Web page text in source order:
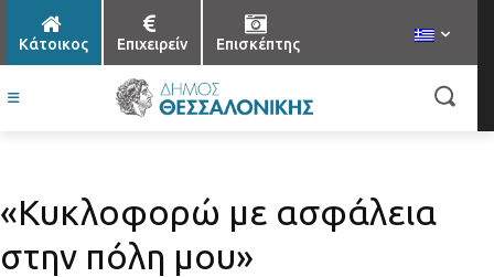
Κάτοικος Επιχειρείν Επισκέπτης
«Κυκλοφορώ με ασφάλεια
στην πόλη μου»